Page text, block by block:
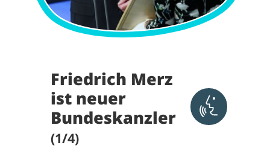
Friedrich Merz
ist neuer
Bundeskanzler
(1/4)
Aktivieren